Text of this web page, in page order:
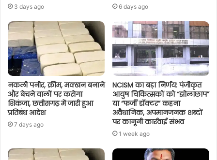
3 days ago 6 days ago
नकली पनीर, क्रीम, मक्खन बनाने
और बेचने वालों पर कसेगा
शिकंजा, छत्तीसगढ़ में जारी हुआ
प्रतिबंध आदेश
7 days ago
NCISM का बड़ा निर्णय: पंजीकृत
आयुष चिकित्सकों को “झोलाछाप”
या “फर्जी डॉक्टर” कहना
अवैधानिक, अपमानजनक शब्दों
पर कानूनी कार्रवाई संभव
1 week ago